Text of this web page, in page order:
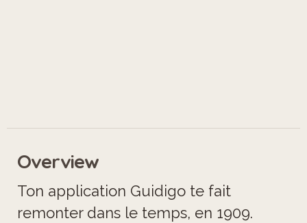
Overview
Ton application Guidigo te fait
remonter dans le temps, en 1909.